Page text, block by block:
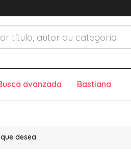
avanzada Bastiana
desea